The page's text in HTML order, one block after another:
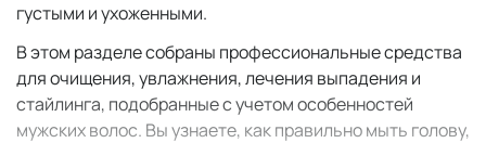
густыми и ухоженными.
В этом разделе собраны профессиональные средства
для очищения, увлажнения, лечения выпадения и
стайлинга, подобранные с учетом особенностей
мужских волос. Вы узнаете, как правильно мыть голову,